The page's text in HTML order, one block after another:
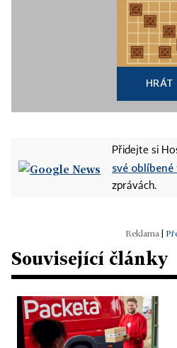
HRÁT
Přidejte si
své
zprávách.
Související články